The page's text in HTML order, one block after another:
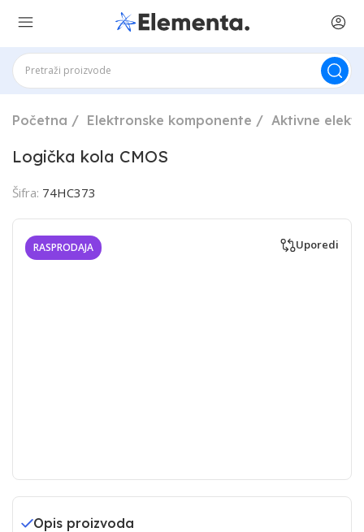
Početna Elektronske komponente Aktivne
Logička kola CMOS
Šifra: 74HC373
RASPRODAJA Uporedi
Opis proizvoda